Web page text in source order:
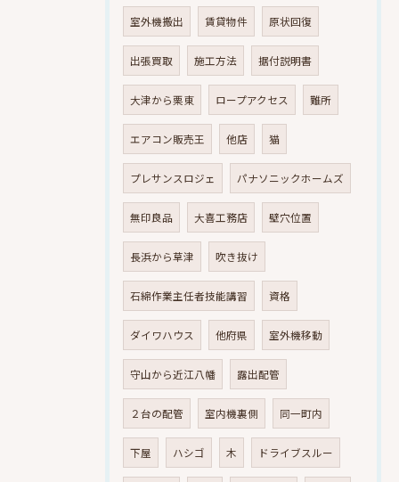
室外機搬出 賃貸物件 原状回復
出張買取 施工方法 据付説明書
大津から栗東 ロープアクセス 難所
エアコン販売王 他店 猫
プレサンスロジェ パナソニックホームズ
無印良品 大喜工務店 壁穴位置
長浜から草津 吹き抜け
石綿作業主任者技能講習 資格
ダイワハウス 他府県 室外機移動
守山から近江八幡 露出配管
２台の配管 室内機裏側 同一町内
下屋 ハシゴ 木 ドライブスルー